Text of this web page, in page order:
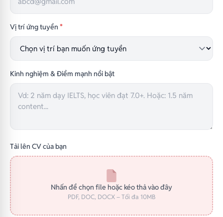
Vị trí ứng tuyển *
Kinh nghiệm & Điểm mạnh nổi bật
Tải lên CV của bạn
Nhấn để chọn file hoặc kéo thả vào đây
PDF, DOC, DOCX – Tối đa 10MB